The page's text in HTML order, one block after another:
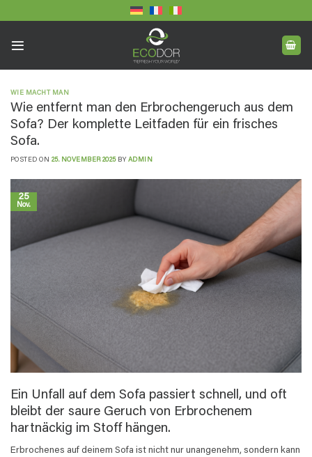
to
WIE MACHT MAN
Wie entfernt man den Erbrochengeruch aus dem
Sofa? Der komplette Leitfaden für ein frisches
Sofa.
POSTED ON 25. NOVEMBER 2025 BY ADMIN
25
Nov.
Ein Unfall auf dem Sofa passiert schnell, und oft
bleibt der saure Geruch von Erbrochenem
hartnäckig im Stoff hängen.
Erbrochenes auf deinem Sofa ist nicht nur unangenehm, sondern kann